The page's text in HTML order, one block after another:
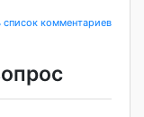
список комментариев